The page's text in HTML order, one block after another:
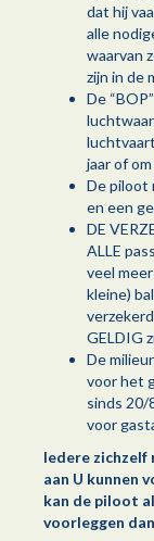
dat hij
alle
waarvan
zijn in de
De
jaar of
De piloot
en een
DE
ALLE
veel
kleine)
GELDIG
De
voor het
sinds 20/
voor
Iedere zichzelf
aan U kunnen
kan de piloot
voorleggen